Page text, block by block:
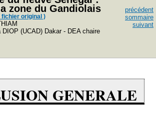
zone du Gandiolais
fichier original )
(UCAD) Dakar - DEA chaire
précédent
sommaire
suivant
GENERALE